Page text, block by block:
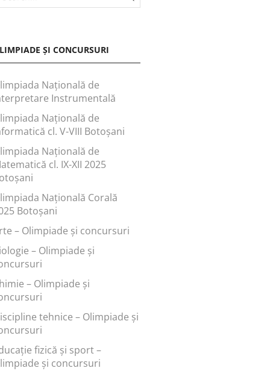
ȘI CONCURSURI
Națională de
Instrumentală
Națională de
cl. V-VIII Botoșani
Națională de
cl. IX-XII 2025
Națională Corală
Botoșani
– Olimpiade și concursuri
– Olimpiade și
– Olimpiade și
tehnice – Olimpiade și
fizică şi sport –
și concursuri